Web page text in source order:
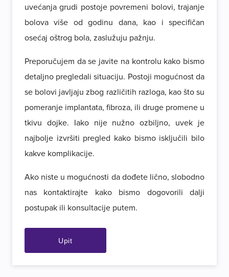
uvećanja grudi postoje povremeni bolovi, trajanje
bolova više od godinu dana, kao i specifičan
osećaj oštrog bola, zaslužuju pažnju.
Preporučujem da se javite na kontrolu kako bismo
detaljno pregledali situaciju. Postoji mogućnost da
se bolovi javljaju zbog različitih razloga, kao što su
pomeranje implantata, fibroza, ili druge promene u
tkivu dojke. Iako nije nužno ozbiljno, uvek je
najbolje izvršiti pregled kako bismo isključili bilo
kakve komplikacije.
Ako niste u mogućnosti da dođete lično, slobodno
nas kontaktirajte kako bismo dogovorili dalji
postupak ili konsultacije putem.
Upit